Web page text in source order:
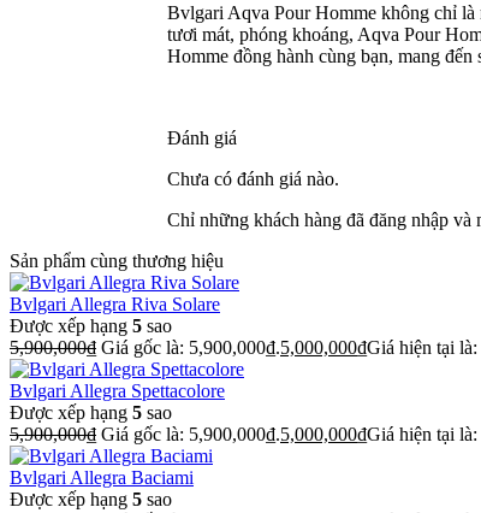
Bvlgari Aqva Pour Homme không chỉ là
tươi mát, phóng khoáng, Aqva Pour
Homme đồng hành cùng bạn, mang
Đánh giá
Chưa có đánh giá nào.
Chỉ những khách hàng đã đăng nhập và
Sản phẩm cùng thương hiệu
Bvlgari Allegra Riva Solare
Được xếp hạng 5 sao
5,900,000₫ Giá gốc là: 5,900,000₫.5,000,000₫Giá hiện tại
Bvlgari Allegra Spettacolore
Được xếp hạng 5 sao
5,900,000₫ Giá gốc là: 5,900,000₫.5,000,000₫Giá hiện tại
Bvlgari Allegra Baciami
Được xếp hạng 5 sao